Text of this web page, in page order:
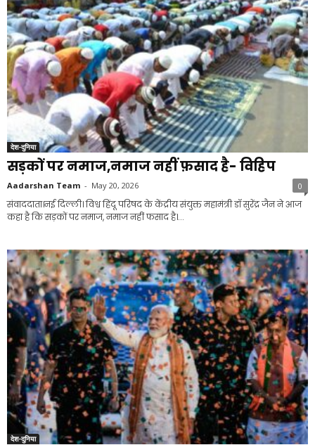
देश-दुनिया
सड़कों पर नमाज,नमाज नहीं फ़साद है- विहिप
Aadarshan Team - May 20, 2026 0
संवाददाता।नई दिल्ली। विश्व हिंदू परिषद के केंद्रीय संयुक्त महामंत्री डॉ सुरेंद्र जैन ने आज
कहा है कि सड़कों पर नमाज, नमाज नहीं फसाद है।...
देश-दुनिया